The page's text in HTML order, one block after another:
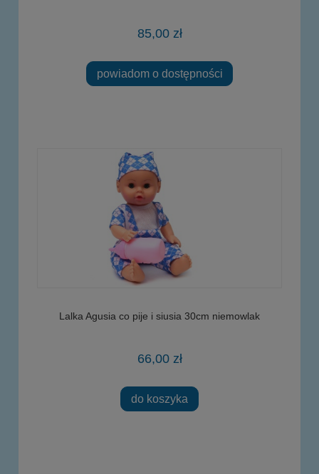
85,00 zł
powiadom o dostępności
Lalka Agusia co pije i siusia 30cm niemowlak
66,00 zł
do koszyka